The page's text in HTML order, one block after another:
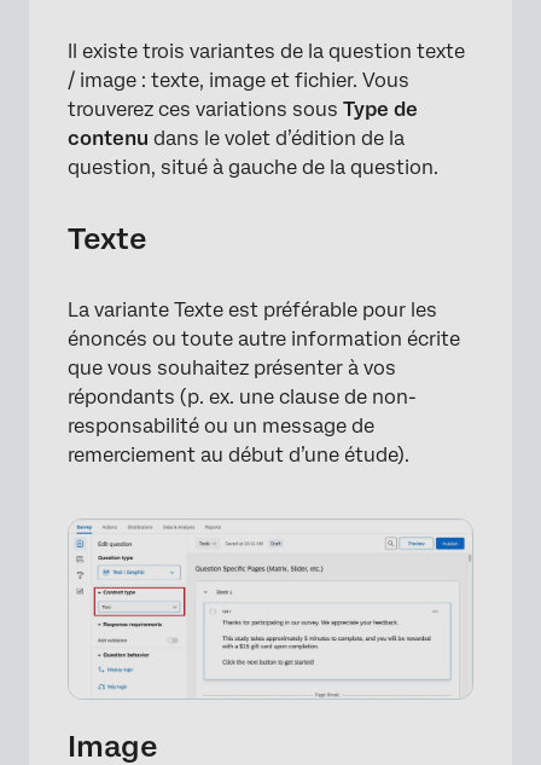
×
Il existe trois variantes de la question texte
/ image : texte, image et fichier. Vous
trouverez ces variations sous Type de
contenu dans le volet d’édition de la
question, situé à gauche de la question.
Texte
La variante Texte est préférable pour les
énoncés ou toute autre information écrite
que vous souhaitez présenter à vos
répondants (p. ex. une clause de non-
responsabilité ou un message de
remerciement au début d’une étude).
Image